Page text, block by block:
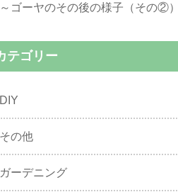
～ゴーヤのその後の様子（その②）
テゴリー
DIY
その他
ガーデニング